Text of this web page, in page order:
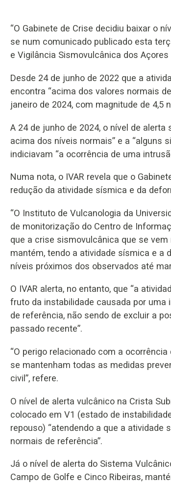
“O Gabinete de Crise decidiu baixar o
se num comunicado publicado esta
e Vigilância Sismovulcânica dos Açores
Desde 24 de junho de 2022 que a
encontra “acima dos valores normais
janeiro de 2024, com magnitude de 4,5
A 24 de junho de 2024, o nível de
acima dos níveis normais” e a “alguns
indiciavam “a ocorrência de uma
Numa nota, o IVAR revela que o
redução da atividade sísmica e da
“O Instituto de Vulcanologia da
de monitorização do Centro de
que a crise sismovulcânica que se
mantém, tendo a atividade sísmica e a
níveis próximos dos observados até
O IVAR alerta, no entanto, que “a
fruto da instabilidade causada por
de referência, não sendo de excluir a
passado recente”.
“O perigo relacionado com a
se mantenham todas as medidas
civil”, refere.
O nível de alerta vulcânico na Crista
colocado em V1 (estado de
repouso) “atendendo a que a
normais de referência”.
Já o nível de alerta do Sistema
Campo de Golfe e Cinco Ribeiras,